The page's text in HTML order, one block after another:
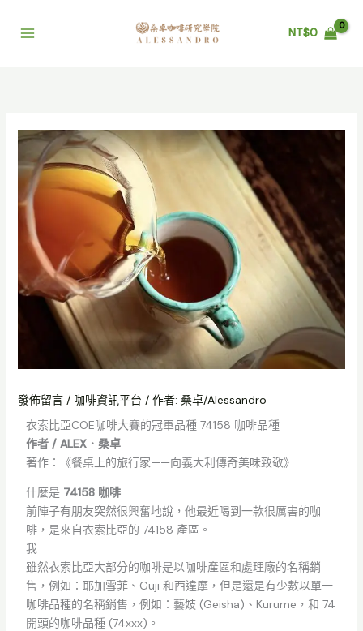
NT$0
發佈留言 / 咖啡資訊平台 / 作者: 桑卓/Alessandro
衣索比亞COE咖啡大賽的冠軍品種 74158 咖啡品種
作者 / ALEX．桑卓
著作：《餐桌上的旅行家——向義大利傳奇美味致敬》
什麼是 74158 咖啡
前陣子有朋友突然很興奮地說，他最近喝到一款很厲害的咖
啡，是來自衣索比亞的 74158 產區。
我: …………
雖然衣索比亞大部分的咖啡是以咖啡產區和處理廠的名稱銷
售，例如：耶加雪菲、Guji 和西達摩，但是還是有少數以單一
咖啡品種的名稱銷售，例如：藝妓 (Geisha)、Kurume，和 74
開頭的咖啡品種 (74xxx)。